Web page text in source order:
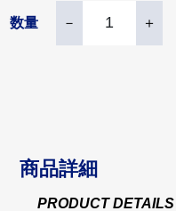
数量 － ＋
商品詳細
PRODUCT DETAILS